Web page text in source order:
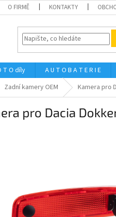
O FIRMĚ KONTAKTY
T O díly A U T O B A T E R I E
Zadní kamery OEM Kamera pro
pro Dacia